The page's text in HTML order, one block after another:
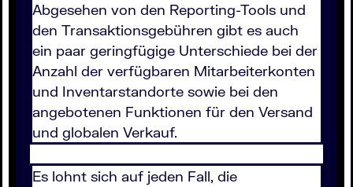
Abgesehen von den Reporting-Tools und
den Transaktionsgebühren gibt es auch
ein paar geringfügige Unterschiede bei der
Anzahl der verfügbaren Mitarbeiterkonten
und Inventarstandorte sowie bei den
angebotenen Funktionen für den Versand
und globalen Verkauf.
Es lohnt sich auf jeden Fall, die